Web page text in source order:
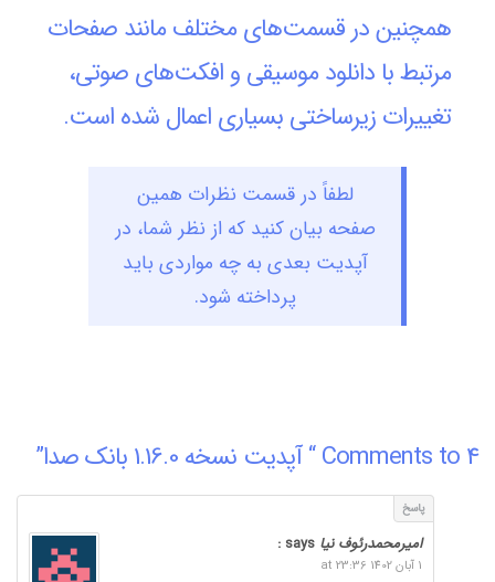
همچنین در قسمت‌های مختلف مانند صفحات
مرتبط با دانلود موسیقی و افکت‌های صوتی،
تغییرات زیرساختی بسیاری اعمال شده است.
لطفاً در قسمت نظرات همین
صفحه بیان کنید که از نظر شما، در
آپدیت بعدی به چه مواردی باید
پرداخته شود.
4 Comments to “ آپدیت نسخه 1.16.0 بانک صدا”
امیرمحمدرئوف نیا
پاسخ
1 آبان 1402 at 23:36